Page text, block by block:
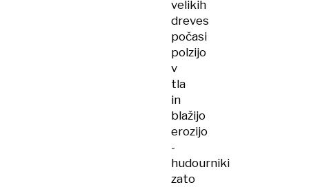
velikih
dreves
počasi
polzijo
v
tla
in
blažijo
erozijo
-
hudourniki
zato